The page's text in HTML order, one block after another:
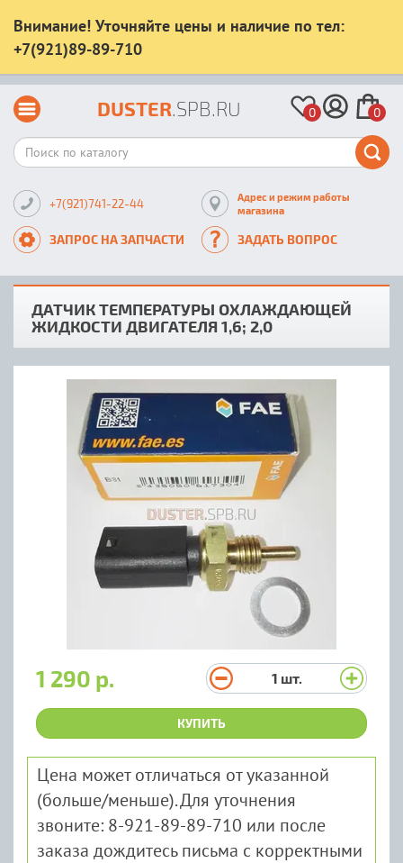
Внимание! Уточняйте цены и наличие по тел:
+7(921)89-89-710
DUSTER.SPB.RU 0 0
+7(921)741-22-44
Адрес и режим работы
магазина
ЗАПРОС НА ЗАПЧАСТИ ЗАДАТЬ ВОПРОС
ДАТЧИК ТЕМПЕРАТУРЫ ОХЛАЖДАЮЩЕЙ
ЖИДКОСТИ ДВИГАТЕЛЯ 1,6; 2,0
1 290 р. 1 шт.
КУПИТЬ
Цена может отличаться от указанной
(больше/меньше). Для уточнения
звоните: 8-921-89-89-710 или после
заказа дождитесь письма с корректными